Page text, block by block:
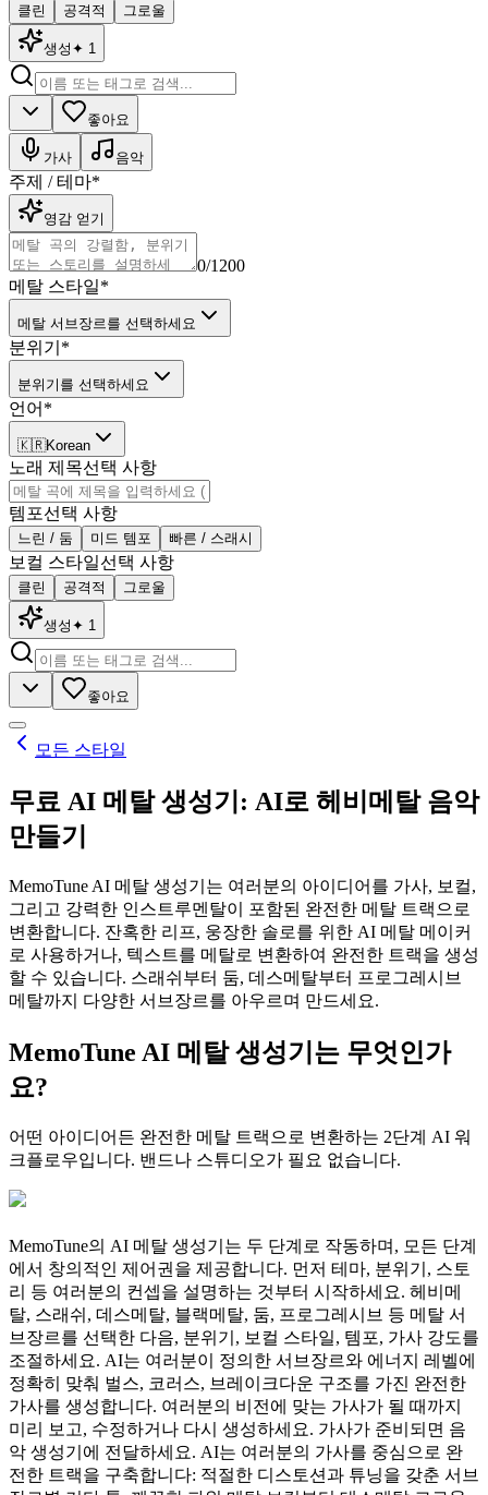
클린 공격적 그로울
생성 ✦ 1
좋아요
가사 음악
주제 / 테마*
영감 얻기
0/1200
메탈 스타일*
메탈 서브장르를 선택하세요
분위기 *
분위기를 선택하세요
언어 *
🇰🇷Korean
노래 제목선택 사항
템포선택 사항
느린 / 둠 미드 템포 빠른 / 스래시
보컬 스타일선택 사항
클린 공격적 그로울
생성 ✦ 1
좋아요
모든 스타일
무료 AI 메탈 생성기: AI로 헤비메탈 음악
만들기
MemoTune AI 메탈 생성기는 여러분의 아이디어를 가사, 보컬,
그리고 강력한 인스트루멘탈이 포함된 완전한 메탈 트랙으로
변환합니다. 잔혹한 리프, 웅장한 솔로를 위한 AI 메탈 메이커
로 사용하거나, 텍스트를 메탈로 변환하여 완전한 트랙을 생성
할 수 있습니다. 스래쉬부터 둠, 데스메탈부터 프로그레시브
메탈까지 다양한 서브장르를 아우르며 만드세요.
MemoTune AI 메탈 생성기는 무엇인가
요?
어떤 아이디어든 완전한 메탈 트랙으로 변환하는 2단계 AI 워
크플로우입니다. 밴드나 스튜디오가 필요 없습니다.
MemoTune의 AI 메탈 생성기는 두 단계로 작동하며, 모든 단계
에서 창의적인 제어권을 제공합니다. 먼저 테마, 분위기, 스토
리 등 여러분의 컨셉을 설명하는 것부터 시작하세요. 헤비메
탈, 스래쉬, 데스메탈, 블랙메탈, 둠, 프로그레시브 등 메탈 서
브장르를 선택한 다음, 분위기, 보컬 스타일, 템포, 가사 강도를
조절하세요. AI는 여러분이 정의한 서브장르와 에너지 레벨에
정확히 맞춰 벌스, 코러스, 브레이크다운 구조를 가진 완전한
가사를 생성합니다. 여러분의 비전에 맞는 가사가 될 때까지
미리 보고, 수정하거나 다시 생성하세요. 가사가 준비되면 음
악 생성기에 전달하세요. AI는 여러분의 가사를 중심으로 완
전한 트랙을 구축합니다: 적절한 디스토션과 튜닝을 갖춘 서브